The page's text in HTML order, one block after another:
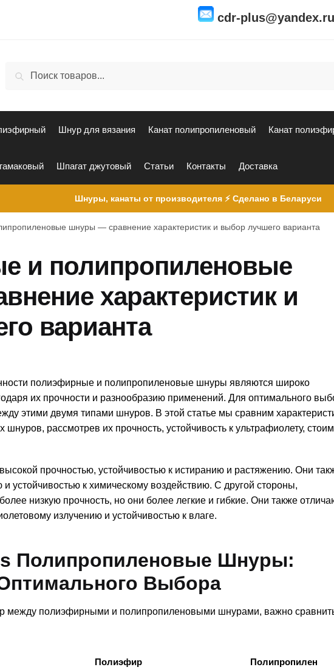
cdr-plus@yandex.ru
Поиск
Шнур для вязания Канат полипропиленовый Канат
Шпагат джутовый Статьи Контакты Доставка
Шнуры, канаты от производителя ⚡ Сделано в Беларуси
шнуры — сравнение характеристик и выбор лучшего варианта
и полипропиленовые
характеристик и
варианта
полиэфирные и полипропиленовые шнуры являются широко
их прочности и разнообразию применений. Для оптимального
этими двумя типами шнуров. В этой статье мы сравним
рассмотрев их прочность, устойчивость к ультрафиолету,
прочностью, устойчивостью к истиранию и растяжению. Они
устойчивостью к химическому воздействию. С другой стороны,
низкую прочность, но они более легкие и гибкие. Они также
излучению и устойчивостью к влаге.
Полипропиленовые Шнуры:
Выбора
между полиэфирными и полипропиленовыми шнурами, важно
Полиэфир Полипропилен